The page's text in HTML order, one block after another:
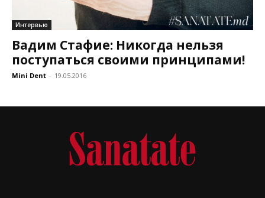
Интервью
Вадим Стафие: Никогда нельзя
поступаться своими принципами!
Mini Dent - 19.05.2016